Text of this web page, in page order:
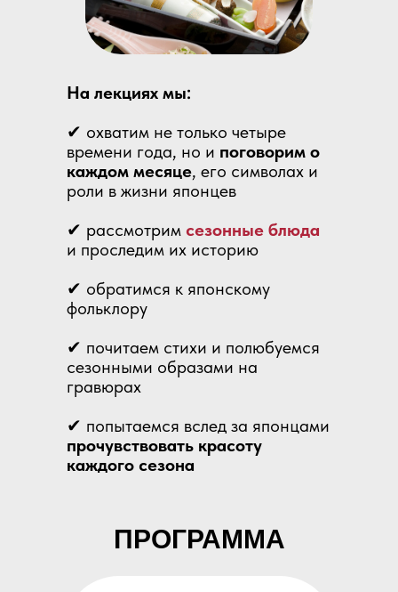
На лекциях мы:
✔ охватим не только четыре
времени года, но и поговорим о
каждом месяце, его символах и
роли в жизни японцев
✔ рассмотрим сезонные блюда
и проследим их историю
✔ обратимся к японскому
фольклору
✔ почитаем стихи и полюбуемся
сезонными образами на
гравюрах
✔ попытаемся вслед за японцами
прочувствовать красоту
каждого сезона
ПРОГРАММА